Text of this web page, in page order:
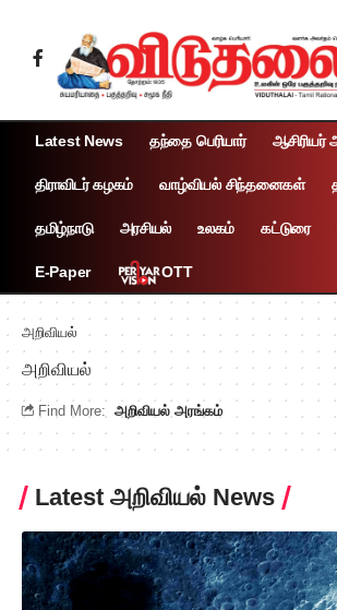
Latest News தந்தை பெரியார் ஆசிரியர்
திராவிடர் கழகம் வாழ்வியல் சிந்தனைகள்
தமிழ்நாடு அரசியல் உலகம் கட்டுரை
E-Paper OTT
அறிவியல்
அறிவியல்
Find More: அறிவியல் அரங்கம்
Latest அறிவியல் News